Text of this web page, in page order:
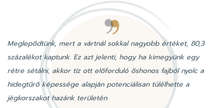
Meglepődtünk, mert a vártnál sokkal nagyobb értéket, 80,3
százalékot kaptunk. Ez azt jelenti, hogy ha kimegyünk egy
rétre sétálni, akkor tíz ott előforduló őshonos fajból nyolc a
hidegtűrő képessége alapján potenciálisan túlélhette a
jégkorszakot hazánk területén